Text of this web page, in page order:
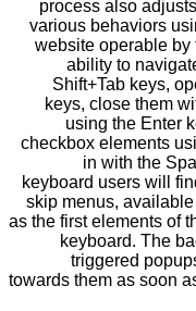
process also
various behaviors
website operable
ability to
Shift+Tab keys,
keys, close them
using the Enter
checkbox elements
in with the
keyboard users will
skip menus,
as the first elements of
keyboard. The
triggered
towards them as soon